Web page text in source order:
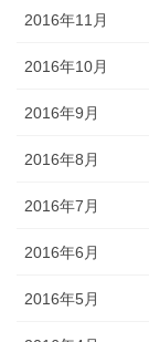
2016年11月
2016年10月
2016年9月
2016年8月
2016年7月
2016年6月
2016年5月